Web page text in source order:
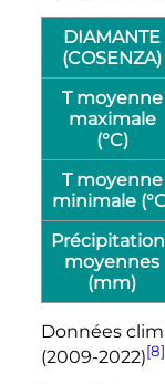
DIAMANTE
(COSENZA)
T moyenne
maximale
(°C)
T moyenne
minimale
moyennes
(mm)
Données
(2009-2022)[8]